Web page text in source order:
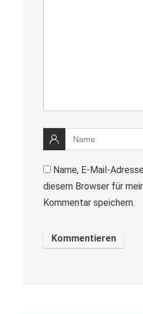
Name, E-Mail-
diesem Browser für
Kommentar speichern.